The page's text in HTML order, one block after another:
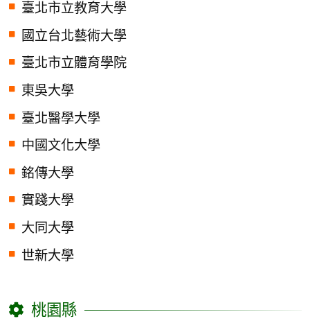
臺北市立教育大學
國立台北藝術大學
臺北市立體育學院
東吳大學
臺北醫學大學
中國文化大學
銘傳大學
實踐大學
大同大學
世新大學
桃園縣